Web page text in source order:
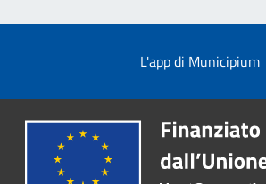
L'app di Municipium